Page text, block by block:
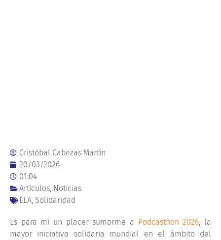
Cristóbal Cabezas Martín
20/03/2026
01:04
Artículos, Noticias
ELA, Solidaridad
Es para mí un placer sumarme a Podcasthon 2026, la
mayor iniciativa solidaria mundial en el ámbito del